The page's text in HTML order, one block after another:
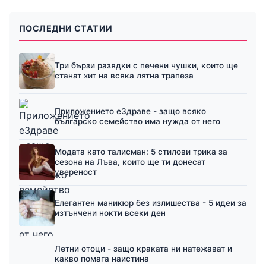
ПОСЛЕДНИ СТАТИИ
Три бързи разядки с печени чушки, които ще
станат хит на всяка лятна трапеза
Приложението еЗдраве - защо всяко
българско семейство има нужда от него
Модата като талисман: 5 стилови трика за
сезона на Лъва, които ще ти донесат
увереност
Елегантен маникюр без излишества - 5 идеи за
изтънчени нокти всеки ден
Летни отоци - защо краката ни натежават и
какво помага наистина